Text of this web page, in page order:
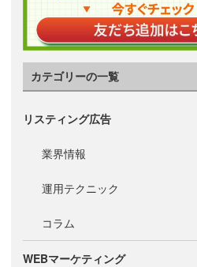
カテゴリーの一覧
リスティング広告
業界情報
運用テクニック
コラム
WEBマーケティング